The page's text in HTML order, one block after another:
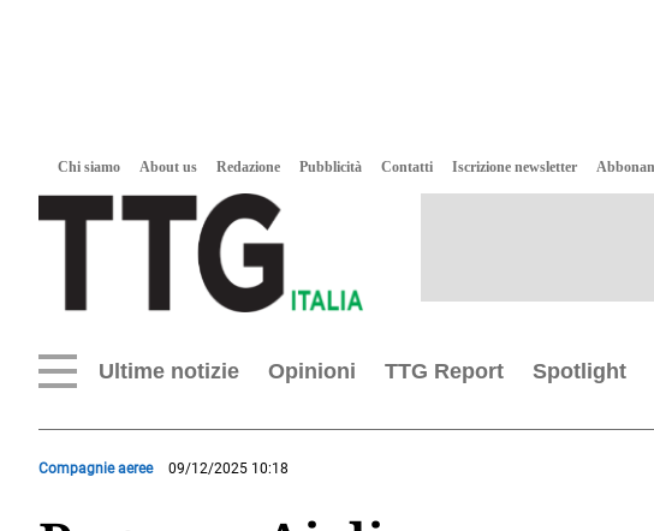
Chi siamo About us Redazione Pubblicità Contatti Iscrizione newsletter
Ultime notizie Opinioni TTG Report Spotlight
Compagnie aeree 09/12/2025 10:18